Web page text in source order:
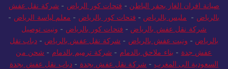
صيانة افران الغاز بحفر الباطن - فتحات كور الرياض - شركة نقل عفش
بالرياض - مليس بالرياض - فتحات كور بالرياض - معلم لياسة الرياض -
شركة نقل عفش بالرياض - فتحات كور بالرياض - ونيت توصيل
بالرياض - ونيت عفش بالرياض - شركة نقل عفش بالرياض -دباب نقل
عفش جدة - بناء ملاحق بالدمام - شركة ترميم بالدمام - شحن من
السعودية الى المغرب - شركة نقل عفش بجدة - دباب نقل عفش بجدة